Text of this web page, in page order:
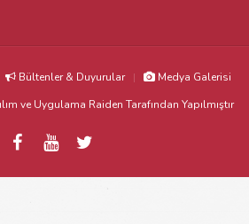
Bültenler & Duyurular
Medya Galerisi
ve Uygulama Raiden Tarafından Yapılmıştır